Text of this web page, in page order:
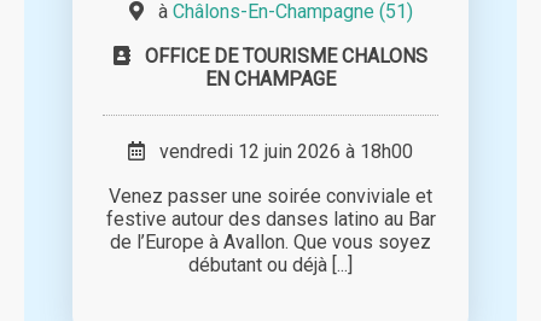
à Châlons-En-Champagne (51)
OFFICE DE TOURISME CHALONS
EN CHAMPAGE
vendredi 12 juin 2026 à 18h00
Venez passer une soirée conviviale et
festive autour des danses latino au Bar
de l’Europe à Avallon. Que vous soyez
débutant ou déjà [...]